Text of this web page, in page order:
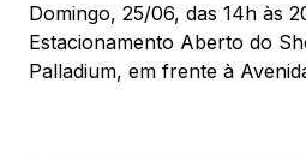
Domingo, 25/06, das 14h às
Estacionamento Aberto do
Palladium, em frente à